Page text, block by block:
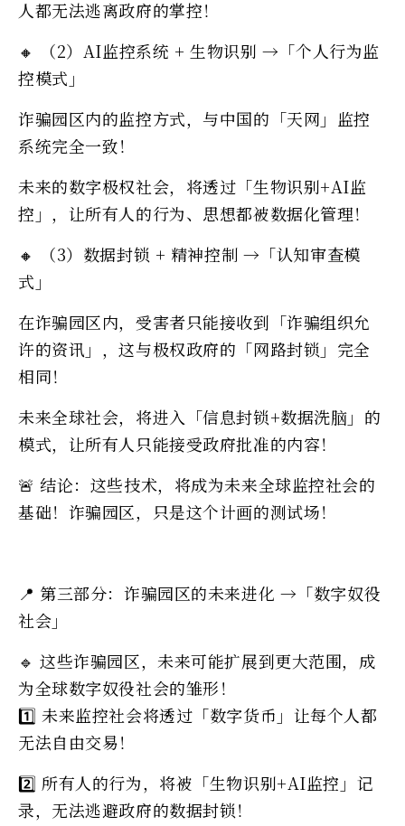
人都无法逃离政府的掌控！
🔸 （2）AI监控系统 + 生物识别 →「个人行为监
控模式」
诈骗园区内的监控方式，与中国的「天网」监控
系统完全一致！
未来的数字极权社会，将透过「生物识别+AI监
控」，让所有人的行为、思想都被数据化管理！
🔸 （3）数据封锁 + 精神控制 →「认知审查模
式」
在诈骗园区内，受害者只能接收到「诈骗组织允
许的资讯」，这与极权政府的「网路封锁」完全
相同！
未来全球社会，将进入「信息封锁+数据洗脑」的
模式，让所有人只能接受政府批准的内容！
🚨 结论：这些技术，将成为未来全球监控社会的
基础！诈骗园区，只是这个计画的测试场！
📍 第三部分：诈骗园区的未来进化 →「数字奴役
社会」
🔹 这些诈骗园区，未来可能扩展到更大范围，成
为全球数字奴役社会的雏形！
1️⃣ 未来监控社会将透过「数字货币」让每个人都
无法自由交易！
2️⃣ 所有人的行为，将被「生物识别+AI监控」记
录，无法逃避政府的数据封锁！